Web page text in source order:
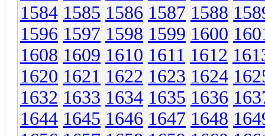
1584 1585 1586 1587 1588
1596 1597 1598 1599 1600
1608 1609 1610 1611 1612
1620 1621 1622 1623 1624
1632 1633 1634 1635 1636
1644 1645 1646 1647 1648